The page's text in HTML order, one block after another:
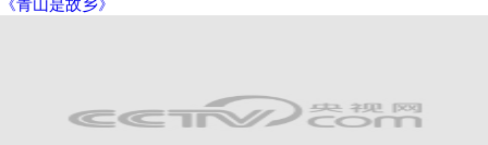
《青山是故乡》